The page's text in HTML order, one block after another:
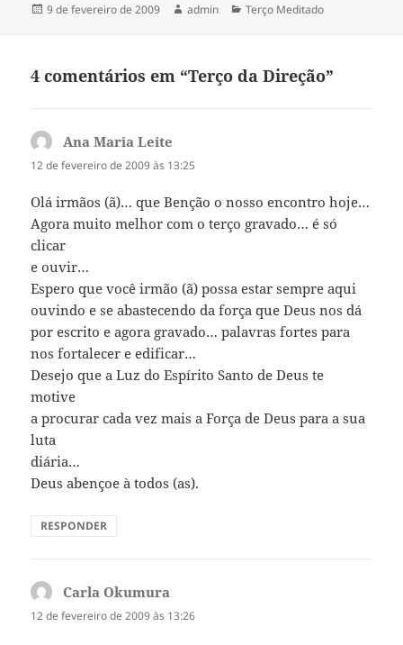
v
l
o
n
e
Publicado
9 de fevereiro de 2009 Autor
admin Categorias
Terço Meditado
4 comentários em “Terço da Direção”
Ana Maria Leite
12 de fevereiro de 2009 às 13:25
Olá irmãos (ã)… que Benção o nosso encontro hoje…
Agora muito melhor com o terço gravado… é só
clicar
e ouvir…
Espero que você irmão (ã) possa estar sempre aqui
ouvindo e se abastecendo da força que Deus nos dá
por escrito e agora gravado… palavras fortes para
nos fortalecer e edificar…
Desejo que a Luz do Espírito Santo de Deus te
motive
a procurar cada vez mais a Força de Deus para a sua
luta
diária…
Deus abençoe à todos (as).
RESPONDER
Carla Okumura
12 de fevereiro de 2009 às 13:26